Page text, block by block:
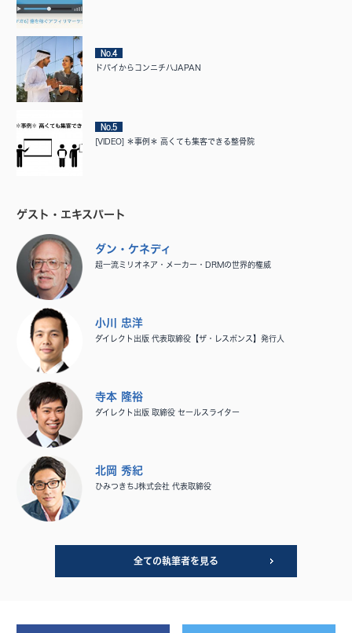
No.4
ドバイからコンニチハJAPAN
No.5
[VIDEO] ＊事例＊ 高くても集客できる整骨院
ゲスト・エキスパート
ダン・ケネディ
超一流ミリオネア・メーカー・DRMの世界的権威
小川 忠洋
ダイレクト出版 代表取締役【ザ・レスポンス】発行人
寺本 隆裕
ダイレクト出版 取締役 セールスライター
北岡 秀紀
ひみつきちJ株式会社 代表取締役
全ての執筆者を見る